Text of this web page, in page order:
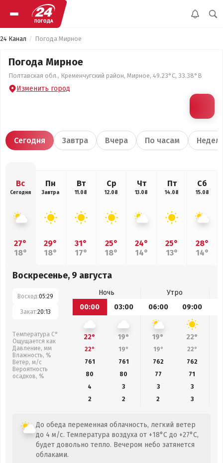
24 Канал Погода Мирное
Погода Мирное
Полтавская обл., Кременчугский район, Мирное, 49.23°С, 33.38°В
Изменить город
Сегодня Завтра Вчера По часам
Вс
Сегодня
27°
18°
Пн
Завтра
29°
18°
Вт
11.08
31°
17°
Ср
12.08
25°
18°
Чт
13.08
24°
14°
Пт
14.08
25°
13°
Сб
15.08
28°
14°
Воскресенье, 9 августа
Восход:05:29
Закат:20:13
Температура С°
Ощущается как
Давление, мм
Влажность, %
Ветер, м/с
Вероятность
осадков, %
Ночь
Утро
00:00
03:00 06:00 09:00
22° 19° 19° 22°
22° 19° 19° 22°
761
761 762 762
80
80 77 71
4
3 3
3
2
2 2 3
До обеда переменная облачность, легкий ветер
до 4 м/с. Температура воздуха от +18°C до +27°C,
будет довольно тепло. Вечером небо затянется
облаками.